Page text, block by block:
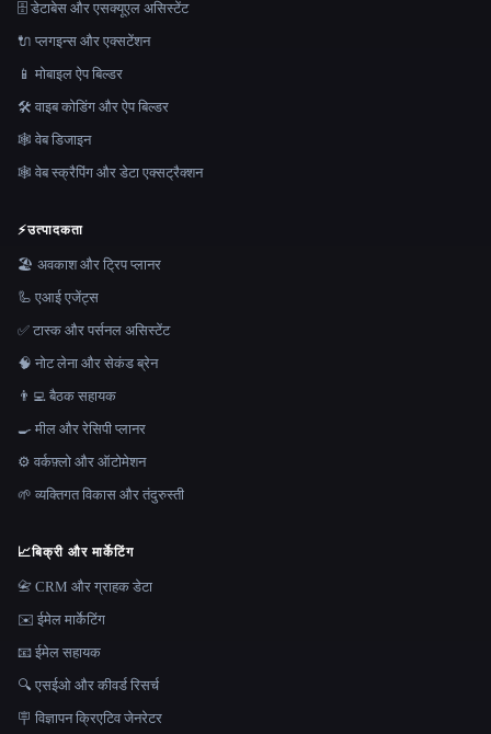
🗄️ डेटाबेस और एसक्यूएल असिस्टेंट
🔌 प्लगइन्स और एक्सटेंशन
📱 मोबाइल ऐप बिल्डर
🛠️ वाइब कोडिंग और ऐप बिल्डर
🕸 वेब डिजाइन
🕸️ वेब स्क्रैपिंग और डेटा एक्सट्रैक्शन
⚡उत्पादकता
🏖 अवकाश और ट्रिप प्लानर
🦾 एआई एजेंट्स
✅ टास्क और पर्सनल असिस्टेंट
🧠 नोट लेना और सेकंड ब्रेन
👨‍💻 बैठक सहायक
🍳 मील और रेसिपी प्लानर
⚙️ वर्कफ़्लो और ऑटोमेशन
🌱 व्यक्तिगत विकास और तंदुरुस्ती
📈बिक्री और मार्केटिंग
📇 CRM और ग्राहक डेटा
✉️ ईमेल मार्केटिंग
📧 ईमेल सहायक
🔍 एसईओ और कीवर्ड रिसर्च
🪧 विज्ञापन क्रिएटिव जेनरेटर